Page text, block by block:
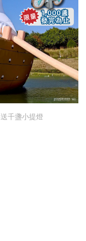
千盞小提燈